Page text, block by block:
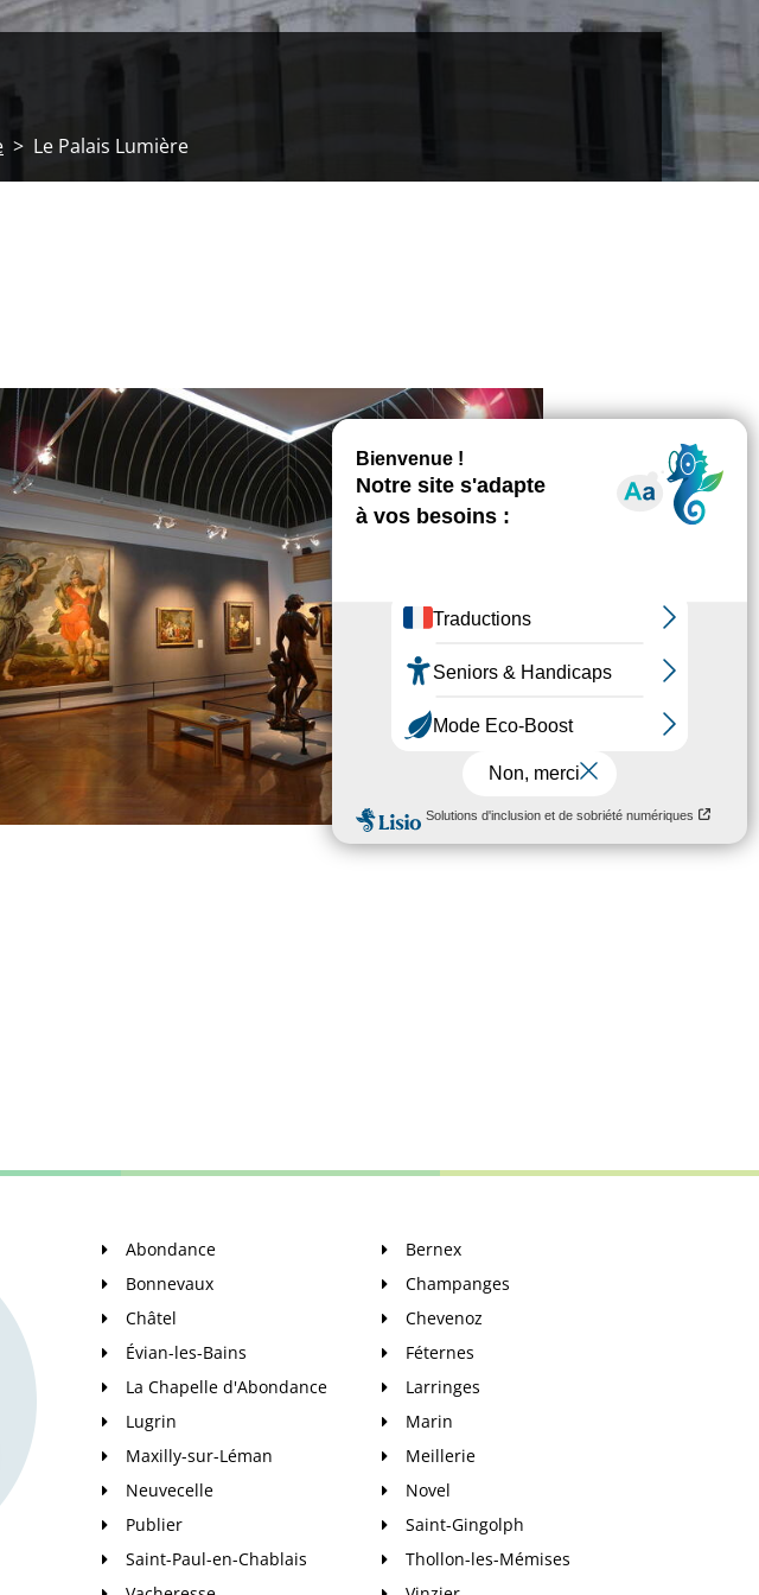
Le Palais Lumière
Abondance
Bernex
Bonnevaux
Champanges
Châtel
Chevenoz
Évian-les-Bains
Féternes
La Chapelle d'Abondance
Larringes
Lugrin
Marin
Maxilly-sur-Léman
Meillerie
Neuvecelle
Novel
Publier
Saint-Gingolph
Saint-Paul-en-Chablais
Thollon-les-Mémises